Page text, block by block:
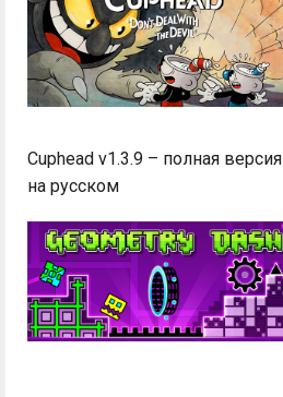
Cuphead v1.3.9 – полная версия
на русском